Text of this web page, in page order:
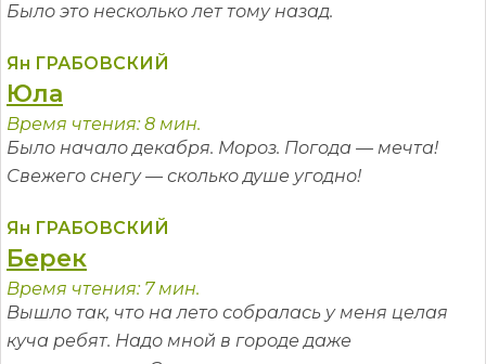
Было это несколько лет тому назад.
Ян ГРАБОВСКИЙ
Юла
Время чтения: 8 мин.
Было начало декабря. Мороз. Погода — мечта!
Свежего снегу — сколько душе угодно!
Ян ГРАБОВСКИЙ
Берек
Время чтения: 7 мин.
Вышло так, что на лето собралась у меня целая
куча ребят. Надо мной в городе даже